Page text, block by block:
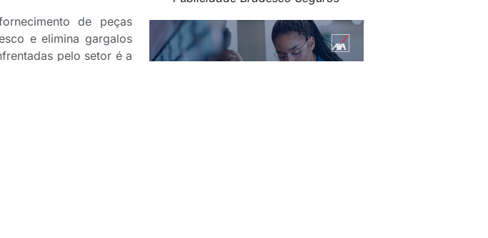
de peças
e elimina gargalos
pelo setor é a